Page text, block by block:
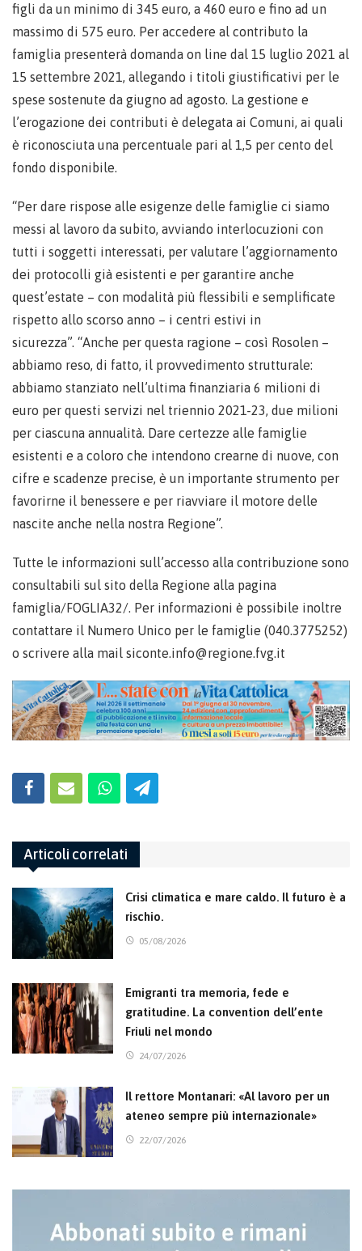
figli da un minimo di 345 euro, a 460 euro e fino ad un
massimo di 575 euro. Per accedere al contributo la
famiglia presenterà domanda on line dal 15 luglio 2021 al
15 settembre 2021, allegando i titoli giustificativi per le
spese sostenute da giugno ad agosto. La gestione e
l’erogazione dei contributi è delegata ai Comuni, ai quali
è riconosciuta una percentuale pari al 1,5 per cento del
fondo disponibile.
“Per dare rispose alle esigenze delle famiglie ci siamo
messi al lavoro da subito, avviando interlocuzioni con
tutti i soggetti interessati, per valutare l’aggiornamento
dei protocolli già esistenti e per garantire anche
quest’estate – con modalità più flessibili e semplificate
rispetto allo scorso anno – i centri estivi in
sicurezza”. “Anche per questa ragione – così Rosolen –
abbiamo reso, di fatto, il provvedimento strutturale:
abbiamo stanziato nell’ultima finanziaria 6 milioni di
euro per questi servizi nel triennio 2021-23, due milioni
per ciascuna annualità. Dare certezze alle famiglie
esistenti e a coloro che intendono crearne di nuove, con
cifre e scadenze precise, è un importante strumento per
favorirne il benessere e per riavviare il motore delle
nascite anche nella nostra Regione”.
Tutte le informazioni sull’accesso alla contribuzione sono
consultabili sul sito della Regione alla pagina
famiglia/FOGLIA32/. Per informazioni è possibile inoltre
contattare il Numero Unico per le famiglie (040.3775252)
o scrivere alla mail siconte.info@regione.fvg.it
Articoli correlati
Crisi climatica e mare caldo. Il futuro è a
rischio.
05/08/2026
Emigranti tra memoria, fede e
gratitudine. La convention dell’ente
Friuli nel mondo
24/07/2026
Il rettore Montanari: «Al lavoro per un
ateneo sempre più internazionale»
22/07/2026